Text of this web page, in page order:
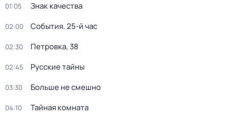
01:05 Знак качества
02:00 События. 25-й час
02:30 Петровка, 38
02:45 Русские тайны
03:30 Больше не смешно
04:10 Тайная комната